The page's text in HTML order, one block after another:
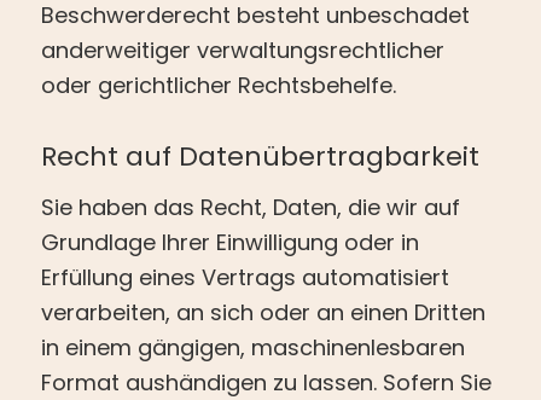
Beschwerderecht besteht unbeschadet
anderweitiger verwaltungsrechtlicher
oder gerichtlicher Rechtsbehelfe.
Recht auf Daten­übertrag­barkeit
Sie haben das Recht, Daten, die wir auf
Grundlage Ihrer Einwilligung oder in
Erfüllung eines Vertrags automatisiert
verarbeiten, an sich oder an einen Dritten
in einem gängigen, maschinenlesbaren
Format aushändigen zu lassen. Sofern Sie